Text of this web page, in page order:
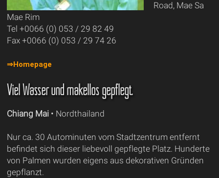
Road, Mae Sa
Mae Rim
Tel +0066 (0) 053 / 29 82 49
Fax +0066 (0) 053 / 29 74 26
⇒Homepage
Viel Wasser und makellos gepflegt.
Chiang Mai• Nordthailand
Nur ca. 30 Autominuten vom Stadtzentrum entfernt
befindet sich dieser liebevoll gepflegte Platz. Hunderte
von Palmen wurden eigens aus dekorativen Gründen
gepflanzt.